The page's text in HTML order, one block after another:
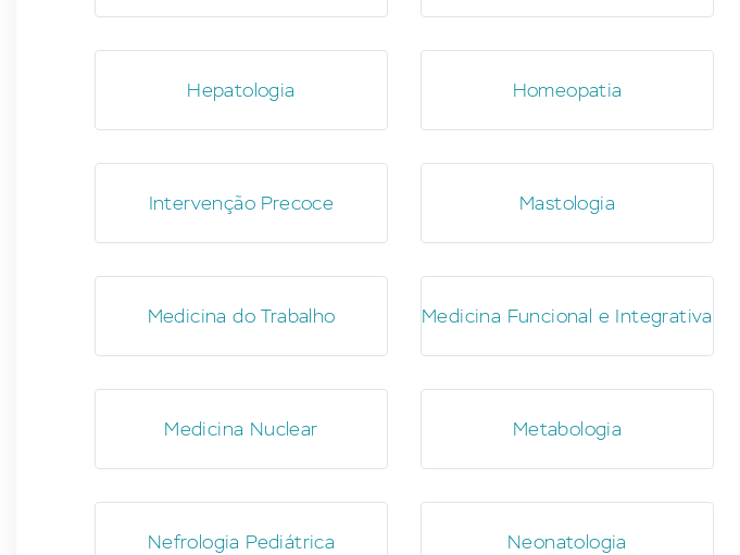
Hepatologia Homeopatia
Intervenção Precoce Mastologia
Medicina do Trabalho Medicina Funcional e Integrativa
Medicina Nuclear Metabologia
Nefrologia Pediátrica Neonatologia